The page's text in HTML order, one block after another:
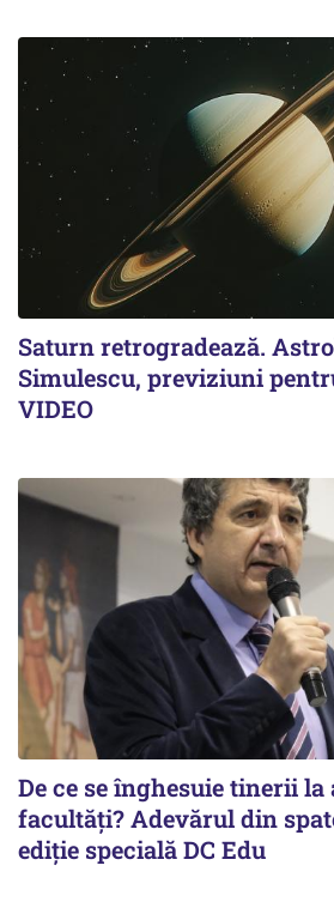
Saturn retrogradează.
Simulescu, previziuni
VIDEO
De ce se înghesuie tinerii la
facultăți? Adevărul din
ediție specială DC Edu